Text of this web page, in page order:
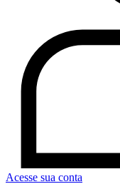
Acesse sua conta